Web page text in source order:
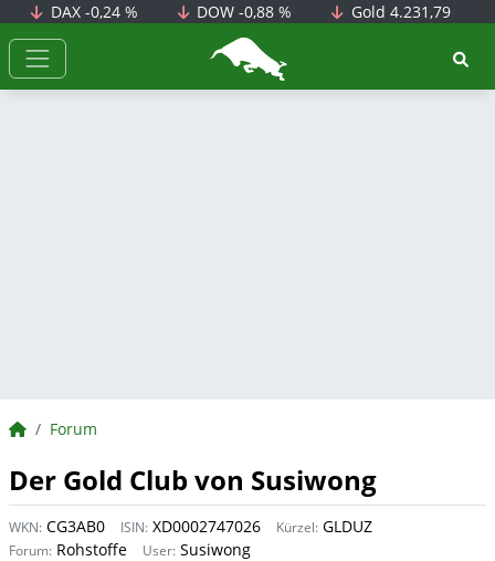
DAX -0,24 % DOW-0,88 % Gold 4.231,79
BörsenNEWS.de
BörsenNEWS.de
Forum
Der Gold Club von Susiwong
WKN: CG3AB0 ISIN: XD0002747026 Kürzel: GLDUZ
Forum: Rohstoffe User: Susiwong